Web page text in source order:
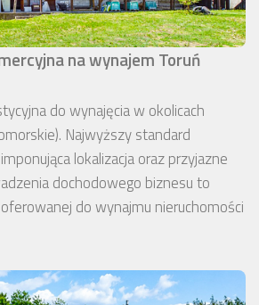
na wynajem Toruń
do wynajęcia w okolicach
Najwyższy standard
lokalizacja oraz przyjazne
dochodowego biznesu to
do wynajmu nieruchomości